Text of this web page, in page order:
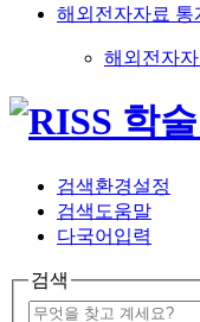
해외전자자료 통
해외전자자
검색환경설정
검색도움말
다국어입력
검색